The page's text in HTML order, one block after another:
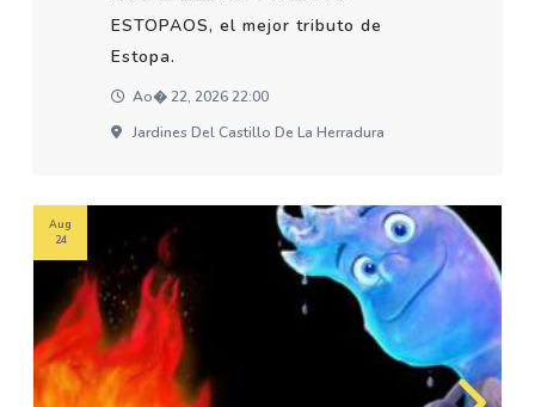
ESTOPAOS, el mejor tributo de
Estopa.
Ao� 22, 2026 22:00
Jardines Del Castillo De La Herradura
Aug
24